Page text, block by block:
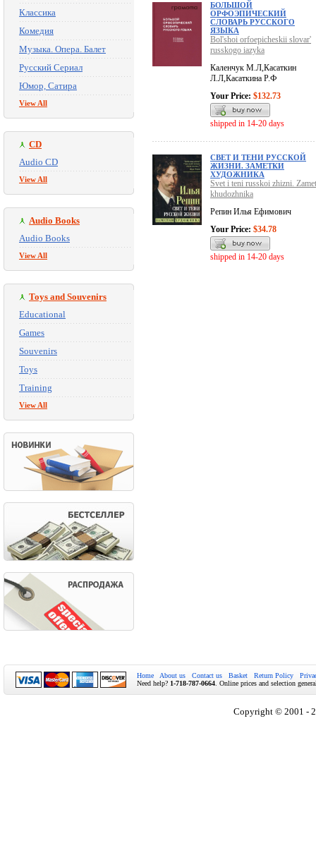
Классика
Комедия
Музыка. Опера. Балет
Русский Сериал
Юмор, Сатира
View All
CD
Audio CD
View All
Audio Books
Audio Books
View All
Toys and Souvenirs
Educational
Games
Souvenirs
Toys
Training
View All
БОЛЬШОЙ
ОРФОЭПИЧЕСКИЙ
СЛОВАРЬ РУССКОГО
ЯЗЫКА
Bol'shoi orfoepicheskii slovar'
russkogo iazyka
Каленчук М.Л,Касаткин
Л.Л,Касаткина Р.Ф
Your Price: $132.73
shipped in 14-20 days
СВЕТ И ТЕНИ РУССКОЙ
ЖИЗНИ. ЗАМЕТКИ
ХУДОЖНИКА
Svet i teni russkoi zhizni.
khudozhnika
Репин Илья Ефимович
Your Price: $34.78
shipped in 14-20 days
Home About us Contact us Basket Return Policy
Need help? 1-718-787-0664 . Online prices and selection
Copyright © 2001 -